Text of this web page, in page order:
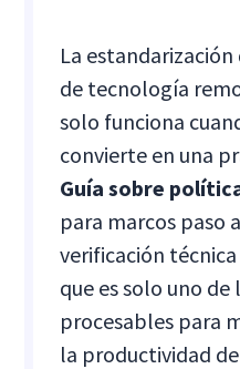
La
de tecnología
solo funciona
convierte en una
Guía sobre
para marcos paso
verificación
que es solo uno de
procesables para
la productividad